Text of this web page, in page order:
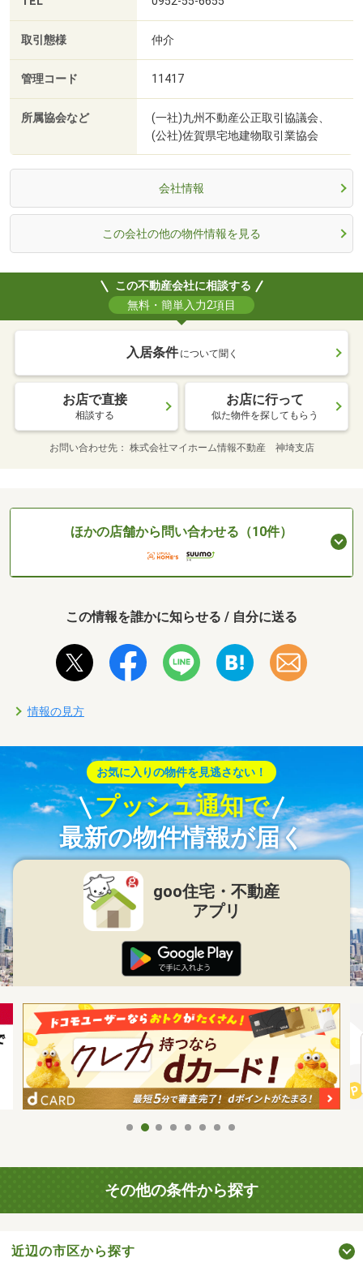
取引態様 仲介
管理コード 11417
所属協会など
(一社)九州不動産公正取引協議会、
(公社)佐賀県宅地建物取引業協会
会社情報
この会社の他の物件情報を見る
この不動産会社に相談する
無料・簡単入力2項目
入居条件 について聞く
お店で直接
相談する
お店に行って
似た物件を探してもらう
お問い合わせ先 株式会社マイホーム情報不動産 神埼支店
ほかの店舗から問い合わせる（10件）
この情報を誰かに知らせる / 自分に送る
情報の見方
お気に入りの物件を見逃さない！
プッシュ通知で
最新の物件情報が届く
goo住宅・不動産
アプリ
その他の条件から探す
近辺の市区から探す